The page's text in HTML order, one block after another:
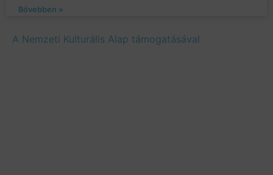
Bővebben »
A Nemzeti Kulturális Alap támogatásával